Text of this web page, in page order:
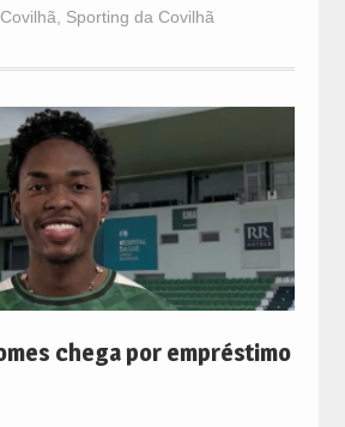
, Sporting da Covilhã
chega por empréstimo